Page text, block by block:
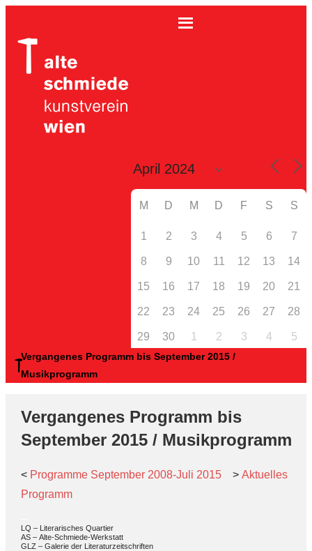
M D M D F S S
1 2 3 4 5 6 7
8 9 10 11 12 13 14
15 16 17 18 19 20 21
22 23 24 25 26 27 28
29 30 1 2 3 4 5
Vergangenes Programm bis September 2015 /
Musikprogramm
Vergangenes Programm bis
September 2015 / Musikprogramm
< Programme September 2008-Juli 2015> Aktuelles
Programm
LQ – Literarisches Quartier
AS – Alte-Schmiede-Werkstatt
GLZ – Galerie der Literaturzeitschriften